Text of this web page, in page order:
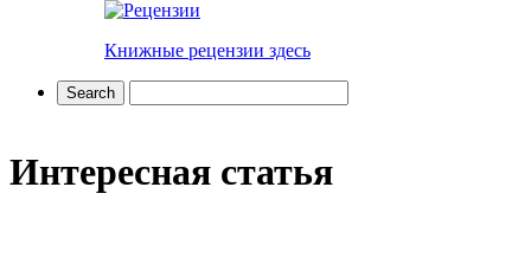
Книжные рецензии здесь
Интересная статья